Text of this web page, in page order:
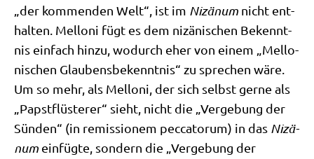
„der kom­men­den Welt“, ist im Niz­ä­num nicht ent­
hal­ten. Mel­lo­ni fügt es dem nizä­ni­schen Bekennt­
nis ein­fach hin­zu, wodurch eher von einem „Mel­lo­
ni­schen Glau­bens­be­kennt­nis“ zu spre­chen wäre.
Um so mehr, als Mel­lo­ni, der sich selbst ger­ne als
„Papst­flü­ste­rer“ sieht, nicht die „Ver­ge­bung der
Sün­den“ (in remis­sio­nem pec­ca­torum) in das Niz­ä­
num ein­füg­te, son­dern die „Ver­ge­bung der